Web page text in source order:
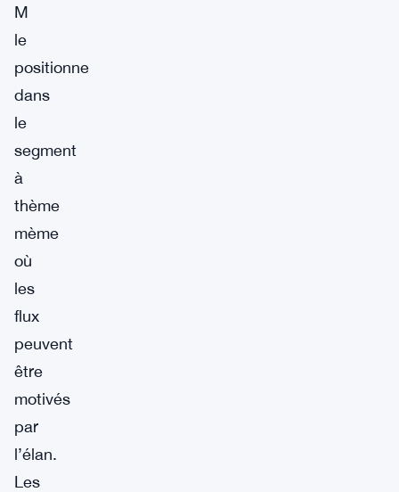
M
le
positionne
dans
le
segment
à
thème
mème
où
les
flux
peuvent
être
motivés
par
l’élan.
Les